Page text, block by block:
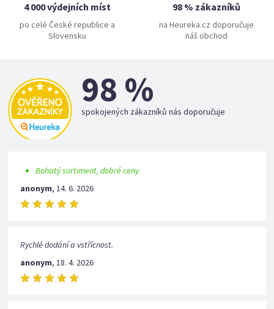
4 000 výdejních míst
po celé České republice a
Slovensku
98 % zákazníků
na Heureka.cz doporučuje
náš obchod
98 %
spokojených zákazníků nás doporučuje
Bohatý sortiment, dobré ceny
anonym,14. 6. 2026
Rychlé dodání a vstřícnost.
anonym,18. 4. 2026